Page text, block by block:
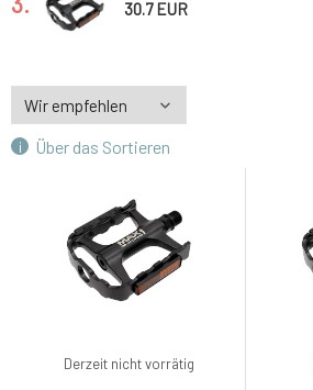
*
30.7 EUR
Über das Sortieren
Derzeit nicht vorrätig